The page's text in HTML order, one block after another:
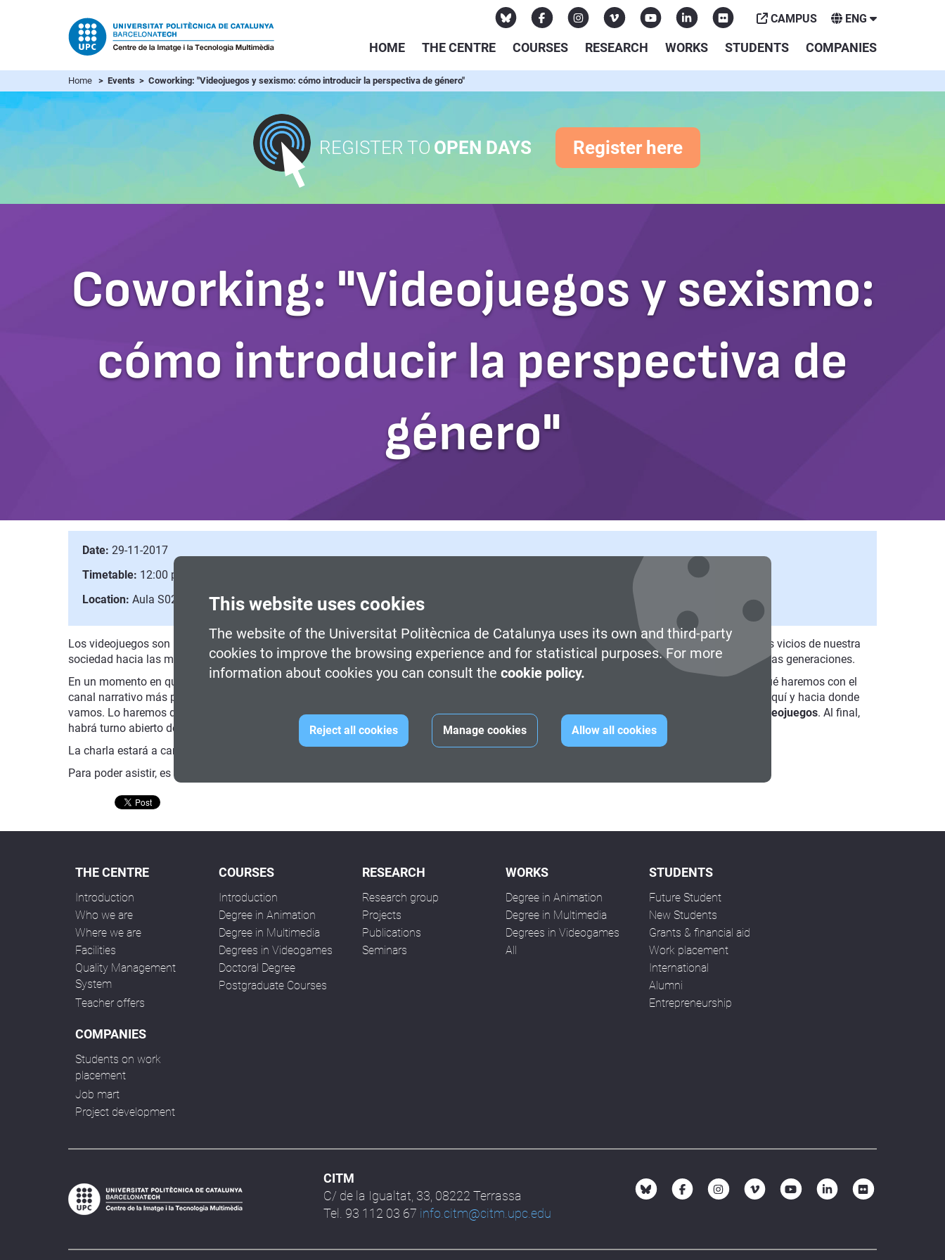
This website uses cookies
The website of the Universitat Politècnica de Catalunya uses its own and third-party
cookies to improve the browsing experience and for statistical purposes. For more
information about cookies you can consult the cookie policy.
Reject all cookies Manage cookies Allow all cookies
HOME THE CENTRE COURSES RESEARCH WORKS STUDENTS COMPANIES
CAMPUS ENG
Home > Events > Coworking: "Videojuegos y sexismo: cómo introducir la perspectiva de género"
REGISTER TO OPEN DAYS Register here
Coworking: "Videojuegos y sexismo:
cómo introducir la perspectiva de
género"
Date: 29-11-2017
Timetable: 12:00 pm to 1:30 pm
Location: Aula S02 del CITM (c/ de la Igualtat 33, Terrassa)
Los videojuegos son una herramienta narrativa como ninguna otra, pero guarecidos bajo el paraguas del ocio inocuo están perpetuando viejos vicios de nuestra
sociedad hacia las mujeres, cuando tendrían que ser pioneros en nuevas formas de contar historias y transmitir mensajes positivos a las nuevas generaciones.
En un momento en que la problemática de género es tan visible, es hora de hablar, sin satanizar pero con espíritu crítico, de qué queremos y qué haremos con el
canal narrativo más poderoso que tenemos al alcance,
los ejemplos de buena y mala praxis y analizar cómo hemos llegado hasta aquí y hacia donde
vamos. Lo haremos desde tres puntos de vista:la mujer como consumidora, la mujer como personaje y la mujer como desarrolladora de videojuegos. Al final,
habrá turno abierto de preguntas.
La charla estará a cargo de
, crítico especialista deapps
y videojuegos.
Para poder asistir, es necesaria la inscripción previa.
THE CENTRE
Introduction
Who we are
Where we are
Facilities
Quality Management
System
Teacher offers
COURSES
Introduction
Degree in Animation
Degree in Multimedia
Degrees in Videogames
Doctoral Degree
Postgraduate Courses
RESEARCH
Research group
Projects
Publications
Seminars
WORKS
Degree in Animation
Degree in Multimedia
Degrees in Videogames
All
STUDENTS
Future Student
New Students
Grants & financial aid
Work placement
International
Alumni
Entrepreneurship
COMPANIES
Students on work
placement
Job mart
Project development
CITM
C/ de la Igualtat, 33, 08222 Terrassa
Tel. 93 112 03 67 info.citm@citm.upc.edu